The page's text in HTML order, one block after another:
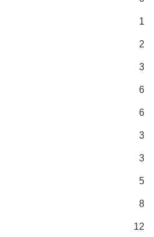
1
2
3
6
6
3
3
5
8
12